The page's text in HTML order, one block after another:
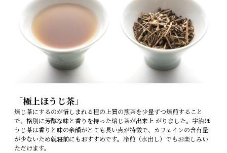
「極上ほうじ茶 」
焙じ茶にするのが惜しまれる程の上質の煎茶を少量ずつ焙煎すること
で、格別に芳醇な味と香りを持った焙じ茶が出来上 がりました。宇治ほ
うじ茶は香りと味の余韻がとても長い点が特徴で、カフェインの含有量
が少ないため就寝前にもおすすめです。冷煎（水出し）でもお楽しみい
ただけます。